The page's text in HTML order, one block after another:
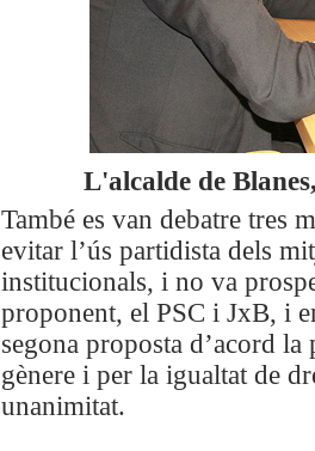
L'alcalde de
També es van debatre tres
evitar l’ús partidista dels
institucionals, i no va
proponent, el PSC i JxB, i
segona proposta d’acord
gènere i per la igualtat de
unanimitat.